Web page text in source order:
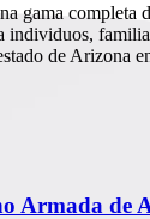
gama completa
individuos,
de Arizona
Armada de